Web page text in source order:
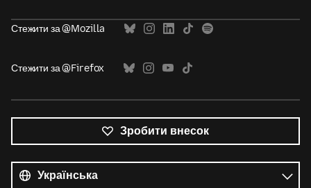
Стежити за @Mozilla
Стежити за @Firefox
Зробити внесок
мови
Мова